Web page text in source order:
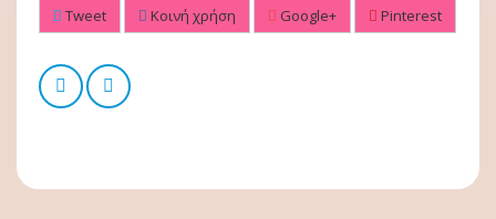
Tweet Κοινή χρήση Google+ Pinterest